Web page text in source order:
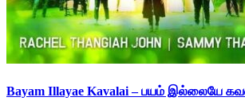
Bayam Illayae Kavalai – பயம் இல்லையே